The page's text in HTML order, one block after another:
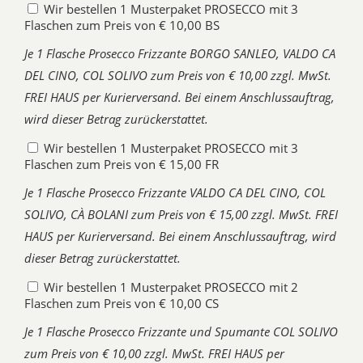
Wir bestellen 1 Musterpaket PROSECCO mit 3
Flaschen zum Preis von € 10,00 BS
Je 1 Flasche Prosecco Frizzante BORGO SANLEO, VALDO CA
DEL CINO, COL SOLIVO zum Preis von € 10,00 zzgl. MwSt.
FREI HAUS per Kurierversand. Bei einem Anschlussauftrag,
wird dieser Betrag zurückerstattet.
Wir bestellen 1 Musterpaket PROSECCO mit 3
Flaschen zum Preis von € 15,00 FR
Je 1 Flasche Prosecco Frizzante VALDO CA DEL CINO, COL
SOLIVO, CÀ BOLANI zum Preis von € 15,00 zzgl. MwSt. FREI
HAUS per Kurierversand. Bei einem Anschlussauftrag, wird
dieser Betrag zurückerstattet.
Wir bestellen 1 Musterpaket PROSECCO mit 2
Flaschen zum Preis von € 10,00 CS
Je 1 Flasche Prosecco Frizzante und Spumante COL SOLIVO
zum Preis von € 10,00 zzgl. MwSt. FREI HAUS per